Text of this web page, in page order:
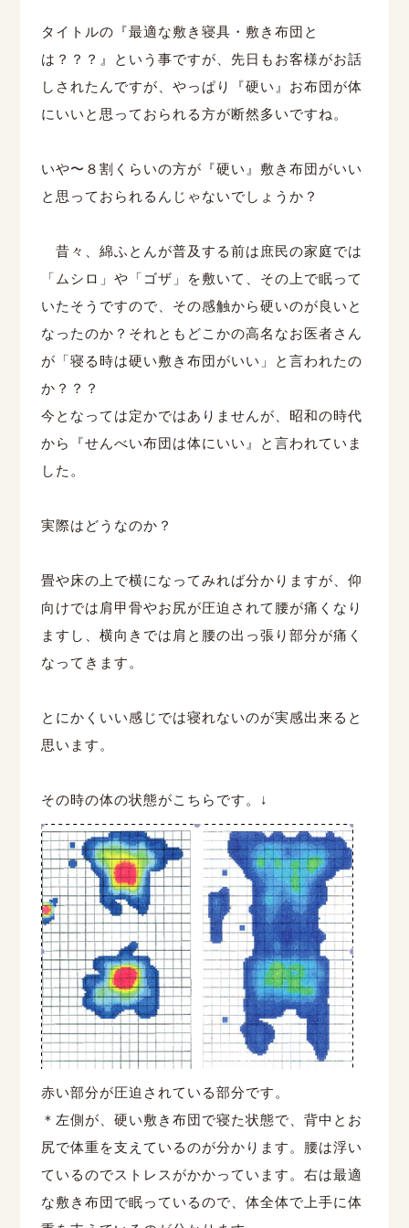
タイトルの『最適な敷き寝具・敷き布団と
は？？？』という事ですが、先日もお客様がお話
しされたんですが、やっぱり『硬い』お布団が体
にいいと思っておられる方が断然多いですね。
いや〜８割くらいの方が『硬い』敷き布団がいい
と思っておられるんじゃないでしょうか？
昔々、綿ふとんが普及する前は庶民の家庭では
「ムシロ」や「ゴザ」を敷いて、その上で眠って
いたそうですので、その感触から硬いのが良いと
なったのか？それともどこかの高名なお医者さん
が「寝る時は硬い敷き布団がいい」と言われたの
か？？？
今となっては定かではありませんが、昭和の時代
から『せんべい布団は体にいい』と言われていま
した。
実際はどうなのか？
畳や床の上で横になってみれば分かりますが、仰
向けでは肩甲骨やお尻が圧迫されて腰が痛くなり
ますし、横向きでは肩と腰の出っ張り部分が痛く
なってきます。
とにかくいい感じでは寝れないのが実感出来ると
思います。
その時の体の状態がこちらです。↓
赤い部分が圧迫されている部分です。
＊左側が、硬い敷き布団で寝た状態で、背中とお
尻で体重を支えているのが分かります。腰は浮い
ているのでストレスがかかっています。右は最適
な敷き布団で眠っているので、体全体で上手に体